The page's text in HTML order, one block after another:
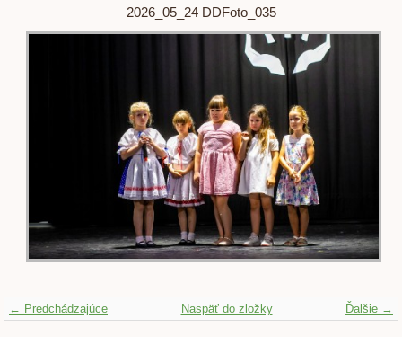
2026_05_24 DDFoto_035
← Predchádzajúce Ďalšie →
Naspäť do zložky